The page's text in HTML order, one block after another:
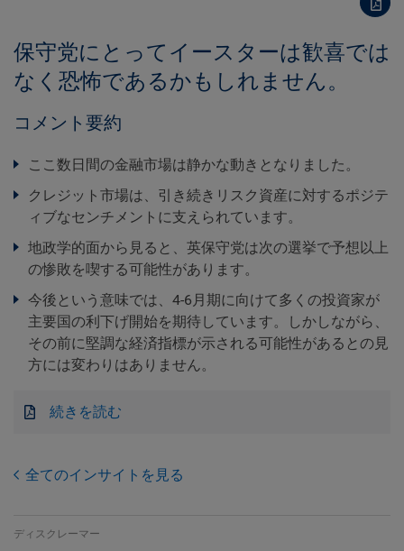
保守党にとってイースターは歓喜では
なく恐怖であるかもしれません。
コメント要約
ここ数日間の金融市場は静かな動きとなりました。
クレジット市場は、引き続きリスク資産に対するポジテ
ィブなセンチメントに支えられています。
地政学的面から見ると、英保守党は次の選挙で予想以上
の惨敗を喫する可能性があります。
今後という意味では、4-6月期に向けて多くの投資家が
主要国の利下げ開始を期待しています。しかしながら、
その前に堅調な経済指標が示される可能性があるとの見
方には変わりはありません。
続きを読む
全てのインサイトを見る
ディスクレーマー